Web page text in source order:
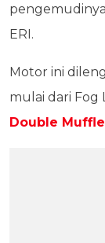
ERI.
Motor ini
mulai dari Fog
Double